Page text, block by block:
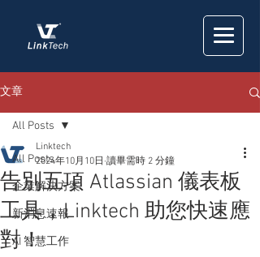
文章
All Posts
企業解決方案
新消息速報
AI 智慧工作
All Posts
告別五項 Atlassian 儀表板
工具，Linktech 助您快速應
對！
Linktech
2024年10月10日 讀畢需時 2 分鐘